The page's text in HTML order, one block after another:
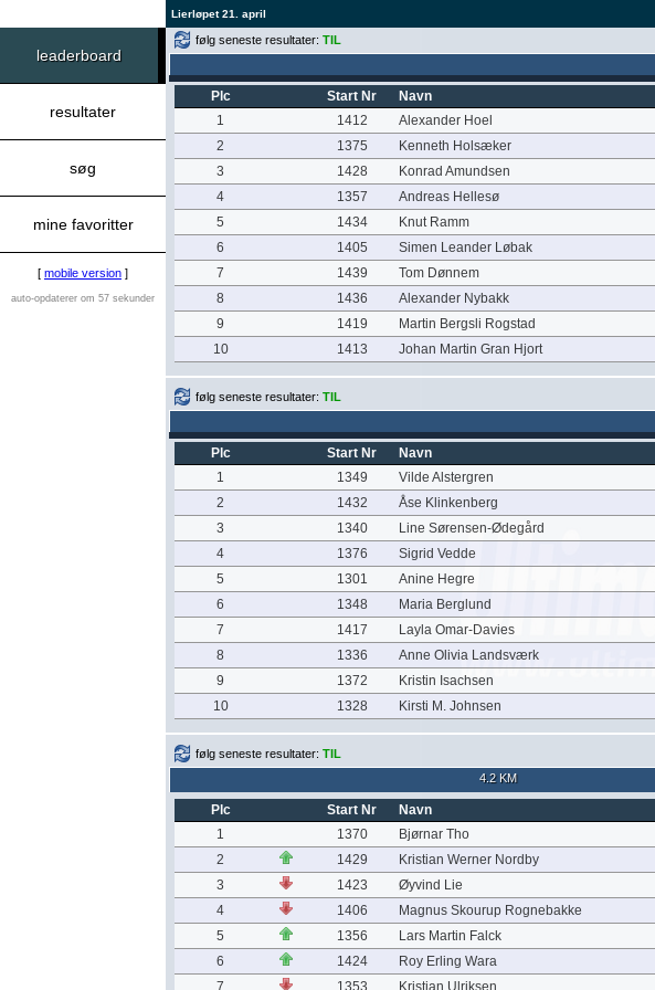
Lierløpet 21. april
leaderboard
resultater
søg
mine favoritter
[ mobile version ]
auto-opdaterer om 57 sekunder
følg seneste resultater: TIL
Plc Start Nr Navn
1
1412 Alexander Hoel
2
1375 Kenneth Holsæker
3
1428 Konrad Amundsen
4
1357 Andreas Hellesø
5
1434 Knut Ramm
6
1405 Simen Leander Løbak
7
1439 Tom Dønnem
8
1436 Alexander Nybakk
9
1419 Martin Bergsli Rogstad
10
1413 Johan Martin Gran Hjort
følg seneste resultater: TIL
Plc Start Nr Navn
1
1349 Vilde Alstergren
2
1432 Åse Klinkenberg
3
1340 Line Sørensen-Ødegård
4
1376 Sigrid Vedde
5
1301 Anine Hegre
6
1348 Maria Berglund
7
1417 Layla Omar-Davies
8
1336 Anne Olivia Landsværk
9
1372 Kristin Isachsen
10
1328 Kirsti M. Johnsen
følg seneste resultater: TIL
4.2 KM
Plc Start Nr Navn
1
1370 Bjørnar Tho
2
1429 Kristian Werner Nordby
3
1423 Øyvind Lie
4
1406 Magnus Skourup Rognebakke
5
1356 Lars Martin Falck
6
1424 Roy Erling Wara
7
1353 Kristian Ulriksen